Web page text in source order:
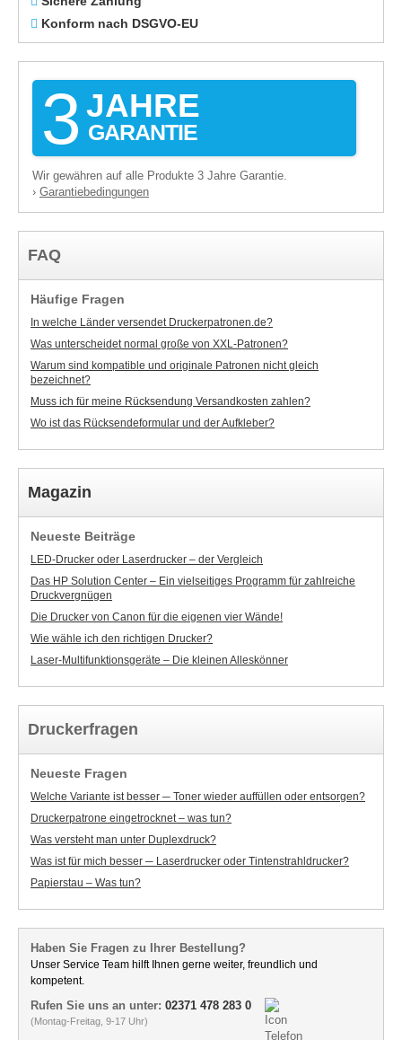
Konform nach DSGVO-EU
3 JAHRE
GARANTIE
Wir gewähren auf alle Produkte 3 Jahre Garantie.
› Garantiebedingungen
FAQ
Häufige Fragen
In welche Länder versendet Druckerpatronen.de?
Was unterscheidet normal große von XXL-Patronen?
Warum sind kompatible und originale Patronen nicht gleich
bezeichnet?
Muss ich für meine Rücksendung Versandkosten zahlen?
Wo ist das Rücksendeformular und der Aufkleber?
Magazin
Neueste Beiträge
LED-Drucker oder Laserdrucker – der Vergleich
Das HP Solution Center – Ein vielseitiges Programm für zahlreiche
Druckvergnügen
Die Drucker von Canon für die eigenen vier Wände!
Wie wähle ich den richtigen Drucker?
Laser-Multifunktionsgeräte – Die kleinen Alleskönner
Druckerfragen
Neueste Fragen
Welche Variante ist besser ─ Toner wieder auffüllen oder entsorgen?
Druckerpatrone eingetrocknet – was tun?
Was versteht man unter Duplexdruck?
Was ist für mich besser ─ Laserdrucker oder Tintenstrahldrucker?
Papierstau – Was tun?
Haben Sie Fragen zu Ihrer Bestellung?
Unser Service Team hilft Ihnen gerne weiter, freundlich und
kompetent.
Rufen Sie uns an unter: 02371 478 283 0
(Montag-Freitag, 9-17 Uhr)